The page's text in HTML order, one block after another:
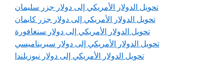
تحويل الدولار الأمريكي إلى دولار جزر سليمان
تحويل الدولار الأمريكي إلى دولار جزر كايمان
تحويل الدولار الأمريكي إلى دولار سنغافورة
تحويل الدولار الأمريكي إلى دولار سيريناميسي
تحويل الدولار الأمريكي إلى دولار نيوزيلندا